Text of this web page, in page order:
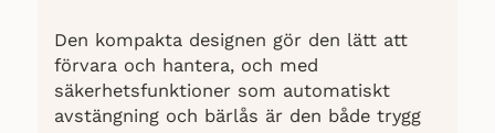
Den kompakta designen gör den lätt att
förvara och hantera, och med
säkerhetsfunktioner som automatiskt
avstängning och bärlås är den både trygg